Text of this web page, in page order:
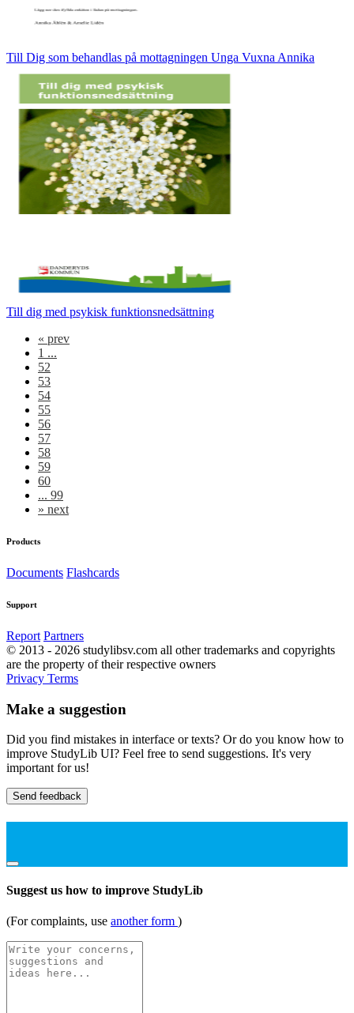
Till Dig som behandlas på mottagningen Unga Vuxna Annika
Till dig med psykisk funktionsnedsättning
« prev
1 ...
52
53
54
55
56
57
58
59
60
... 99
» next
Products
Documents Flashcards
Support
Report Partners
© 2013 - 2026 studylibsv.com all other trademarks and copyrights
are the property of their respective owners
Privacy Terms
Make a suggestion
Did you find mistakes in interface or texts? Or do you know how to
improve StudyLib UI? Feel free to send suggestions. It's very
important for us!
Send feedback
Suggest us how to improve StudyLib
(For complaints, use another form )